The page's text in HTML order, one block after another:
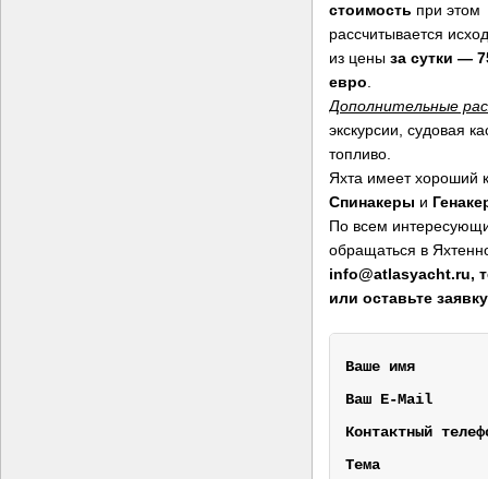
стоимость при этом
рассчитывается
из цены за сутки —
евро.
Дополнительные
экскурсии, судовая
топливо.
Яхта имеет хороший
Спинакеры и
По всем
обращаться в
info@atlasyacht.ru,
или оставьте
Ваш